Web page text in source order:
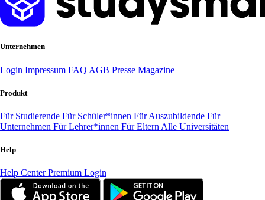
Unternehmen
Login Impressum FAQ AGB Presse Magazine
Produkt
Für Studierende Für Schüler*innen Für Auszubildende Für
Unternehmen Für Lehrer*innen Für Eltern Alle Universitäten
Help
Help CenterPremium Login